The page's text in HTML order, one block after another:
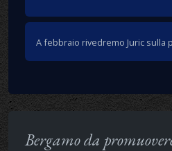
A febbraio rivedremo Juric sulla
Bergamo da